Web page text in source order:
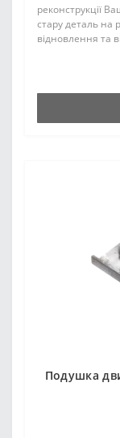
реконструкції
стару деталь на
відновлення та
Подушка